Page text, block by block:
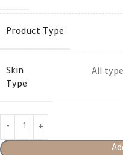
Product Type
Skin
Type
All